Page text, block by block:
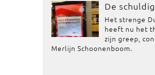
De
Het strenge
heeft nu het
zijn greep,
Merlijn Schoonenboom.